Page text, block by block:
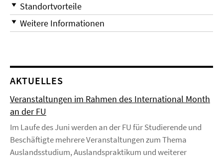
Standortvorteile
Weitere Informationen
AKTUELLES
Veranstaltungen im Rahmen des International Month
an der FU
Im Laufe des Juni werden an der FU für Studierende und
Beschäftigte mehrere Veranstaltungen zum Thema
Auslandsstudium, Auslandspraktikum und weiterer